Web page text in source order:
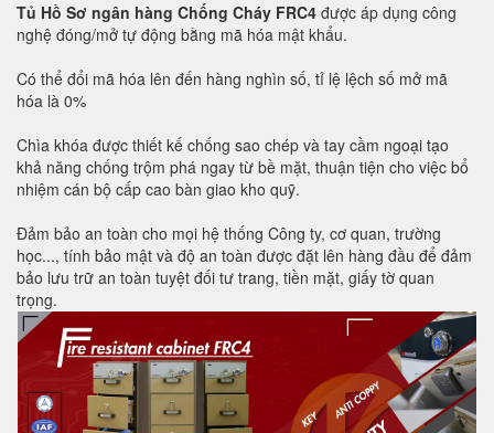
Tủ Hồ Sơ ngân hàng Chống Cháy FRC4 được áp dụng công
nghệ đóng/mở tự động bằng mã hóa mật khẩu.
Có thể đổi mã hóa lên đến hàng nghìn số, tỉ lệ lệch số mở mã
hóa là 0%
Chìa khóa được thiết kế chống sao chép và tay cầm ngoại tạo
khả năng chống trộm phá ngay từ bề mặt, thuận tiện cho việc bổ
nhiệm cán bộ cấp cao bàn giao kho quỹ.
Đảm bảo an toàn cho mọi hệ thống Công ty, cơ quan, trường
học..., tính bảo mật và độ an toàn được đặt lên hàng đầu để đảm
bảo lưu trữ an toàn tuyệt đối tư trang, tiền mặt, giấy tờ quan
trọng.